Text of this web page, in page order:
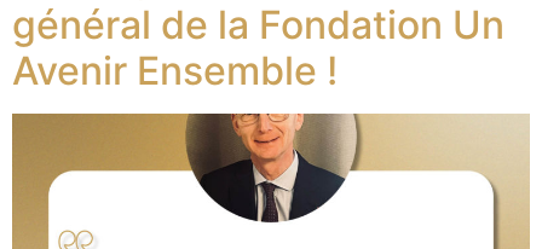
général de la Fondation Un
Avenir Ensemble !